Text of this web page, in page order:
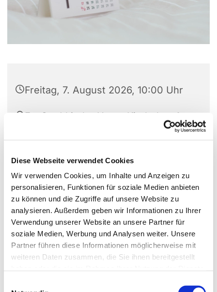
Diese Webseite verwendet Cookies
Wir verwenden Cookies, um Inhalte und Anzeigen zu
personalisieren, Funktionen für soziale Medien anbieten
zu können und die Zugriffe auf unsere Website zu
analysieren. Außerdem geben wir Informationen zu Ihrer
Verwendung unserer Website an unsere Partner für
soziale Medien, Werbung und Analysen weiter. Unsere
Partner führen diese Informationen möglicherweise mit
weiteren Daten zusammen, die Sie ihnen bereitgestellt
Freitag, 7. August 2026, 10:00 Uhr
Ev. Stadtkirche Unna, Kirchplatz 1,